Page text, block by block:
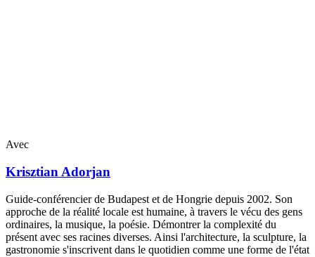
Avec
Krisztian Adorjan
Guide-conférencier de Budapest et de Hongrie depuis 2002. Son
approche de la réalité locale est humaine, à travers le vécu des gens
ordinaires, la musique, la poésie. Démontrer la complexité du
présent avec ses racines diverses. Ainsi l'architecture, la sculpture, la
gastronomie s'inscrivent dans le quotidien comme une forme de l'état